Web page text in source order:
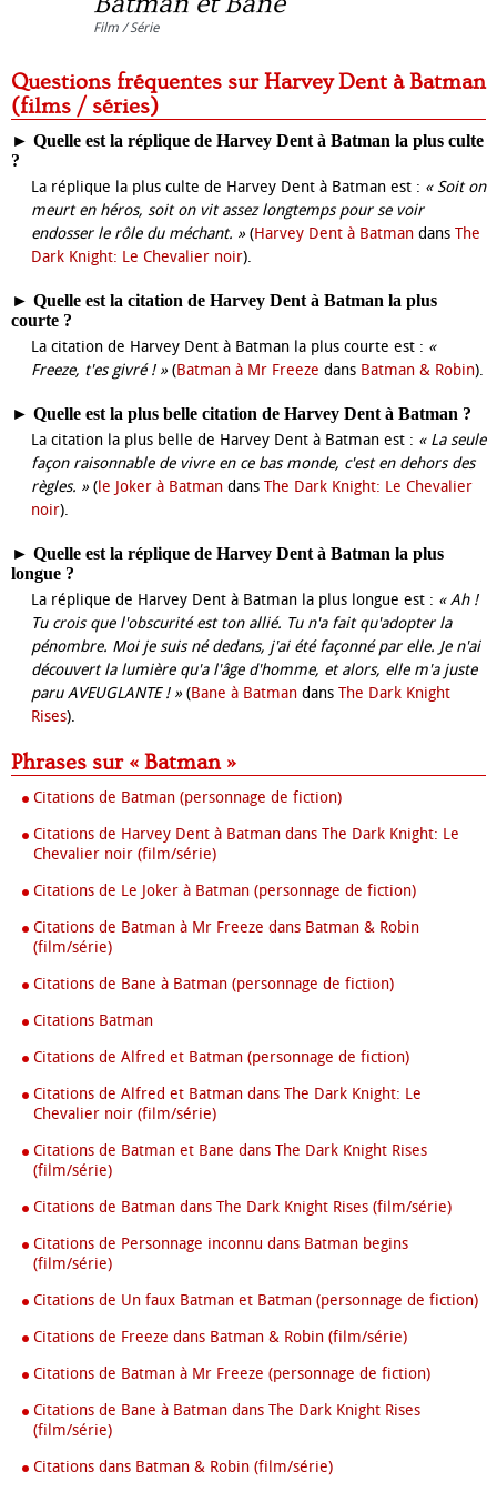
Film / Série
Questions fréquentes sur Harvey Dent à Batman
(films / séries)
► Quelle est la réplique de Harvey Dent à Batman la plus culte
?
La réplique la plus culte de Harvey Dent à Batman est : « Soit on
meurt en héros, soit on vit assez longtemps pour se voir
endosser le rôle du méchant. »(Harvey Dent à Batman dans The
Dark Knight: Le Chevalier noir).
► Quelle est la citation de Harvey Dent à Batman la plus
courte ?
La citation de Harvey Dent à Batman la plus courte est : «
Freeze, t'es givré ! »(Batman à Mr Freeze dans Batman & Robin).
► Quelle est la plus belle citation de Harvey Dent à Batman ?
La citation la plus belle de Harvey Dent à Batman est : « La seule
façon raisonnable de vivre en ce bas monde, c'est en dehors des
règles. »(le Joker à Batman dans The Dark Knight: Le Chevalier
noir).
► Quelle est la réplique de Harvey Dent à Batman la plus
longue ?
La réplique de Harvey Dent à Batman la plus longue est : « Ah !
Tu crois que l'obscurité est ton allié. Tu n'a fait qu'adopter la
pénombre. Moi je suis né dedans, j'ai été façonné par elle. Je n'ai
découvert la lumière qu'a l'âge d'homme, et alors, elle m'a juste
paru AVEUGLANTE ! »(Bane à Batman dans The Dark Knight
Rises).
Phrases sur « Batman »
Citations de Batman (personnage de fiction)
Citations de Harvey Dent à Batman dans The Dark Knight: Le
Chevalier noir (film/série)
Citations de Le Joker à Batman (personnage de fiction)
Citations de Batman à Mr Freeze dans Batman & Robin
(film/série)
Citations de Bane à Batman (personnage de fiction)
Citations Batman
Citations de Alfred et Batman (personnage de fiction)
Citations de Alfred et Batman dans The Dark Knight: Le
Chevalier noir (film/série)
Citations de Batman et Bane dans The Dark Knight Rises
(film/série)
Citations de Batman dans The Dark Knight Rises (film/série)
Citations de Personnage inconnu dans Batman begins
(film/série)
Citations de Un faux Batman et Batman (personnage de fiction)
Citations de Freeze dans Batman & Robin (film/série)
Citations de Batman à Mr Freeze (personnage de fiction)
Citations de Bane à Batman dans The Dark Knight Rises
(film/série)
Citations dans Batman & Robin (film/série)